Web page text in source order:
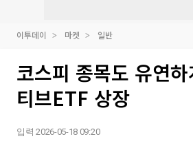
이투데이 마켓 일반
코스피 종목도 유연
티브ETF 상장
입력 2026-05-18 09:20